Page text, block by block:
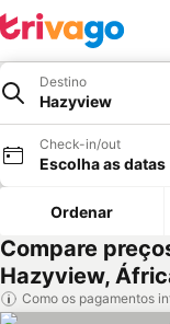
Destino
Hazyview
Check-in/out
Escolha as datas
Ordenar
Compare
Hazyview,
Como os pagamentos